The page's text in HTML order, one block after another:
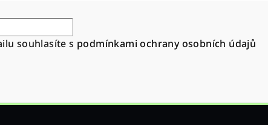
souhlasíte s podmínkami ochrany osobních údajů